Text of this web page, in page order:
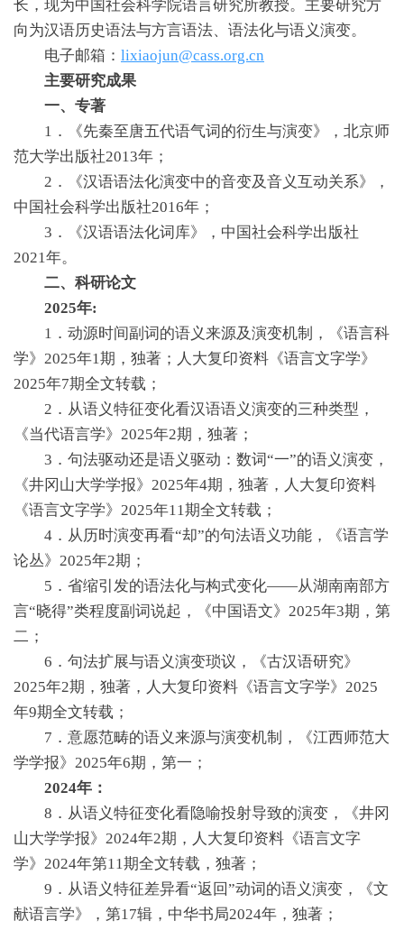
长，现为中国社会科学院语言研究所教授。主要研究方
向为汉语历史语法与方言语法、语法化与语义演变。
电子邮箱： lixiaojun@cass.org.cn
主要研究成果
一、专著
1．《先秦至唐五代语气词的衍生与演变》，北京师
范大学出版社2013年；
2．《汉语语法化演变中的音变及音义互动关系》，
中国社会科学出版社2016年；
3．《汉语语法化词库》，中国社会科学出版社
2021年。
二、科研论文
2025年:
1．动源时间副词的语义来源及演变机制，《语言科
学》2025年1期，独著；人大复印资料《语言文字学》
2025年7期全文转载；
2．从语义特征变化看汉语语义演变的三种类型，
《当代语言学》2025年2期，独著；
3．句法驱动还是语义驱动：数词“一”的语义演变，
《井冈山大学学报》2025年4期，独著，人大复印资料
《语言文字学》2025年11期全文转载；
4．从历时演变再看“却”的句法语义功能，《语言学
论丛》2025年2期；
5．省缩引发的语法化与构式变化——从湖南南部方
言“晓得”类程度副词说起，《中国语文》2025年3期，第
二；
6．句法扩展与语义演变琐议，《古汉语研究》
2025年2期，独著，人大复印资料《语言文字学》2025
年9期全文转载；
7．意愿范畴的语义来源与演变机制，《江西师范大
学学报》2025年6期，第一；
2024年：
8．从语义特征变化看隐喻投射导致的演变，《井冈
山大学学报》2024年2期，人大复印资料《语言文字
学》2024年第11期全文转载，独著；
9．从语义特征差异看“返回”动词的语义演变，《文
献语言学》，第17辑，中华书局2024年，独著；